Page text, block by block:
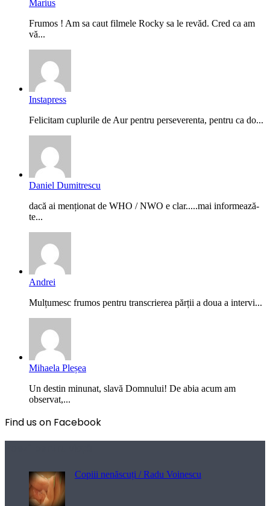
Marius
Frumos ! Am sa caut filmele Rocky sa le revăd. Cred ca am
vă...
Instapress
Felicitam cuplurile de Aur pentru perseverenta, pentru ca do...
Daniel Dumitrescu
dacă ai menționat de WHO / NWO e clar.....mai informează-
te...
Andrei
Mulțumesc frumos pentru transcrierea părții a doua a intervi...
Mihaela Pleșea
Un destin minunat, slavă Domnului! De abia acum am
observat,...
Find us on Facebook
Copiii nenăscuți / Radu Voinescu